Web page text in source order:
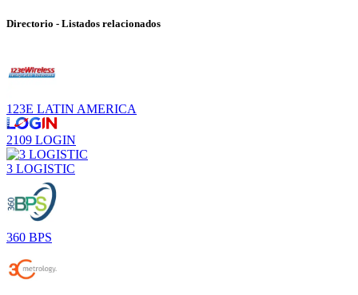
Directorio - Listados relacionados
123E LATIN AMERICA
2109 LOGIN
3 LOGISTIC
360 BPS